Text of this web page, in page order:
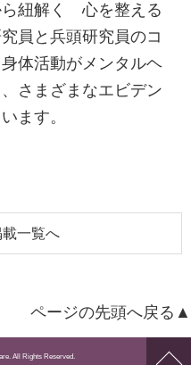
ら紐解く 心を整える
員と兵頭研究員のコ
体活動がメンタルヘ
さまざまなエビデン
ます。
載一覧へ
ページの先頭へ戻る▲
ペー
All Rights Reserved.